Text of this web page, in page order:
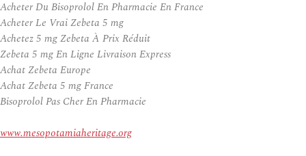
Acheter Du Bisoprolol En Pharmacie En France
Acheter Le Vrai Zebeta 5 mg
Achetez 5 mg Zebeta À Prix Réduit
Zebeta 5 mg En Ligne Livraison Express
Achat Zebeta Europe
Achat Zebeta 5 mg France
Bisoprolol Pas Cher En Pharmacie
www.mesopotamiaheritage.org